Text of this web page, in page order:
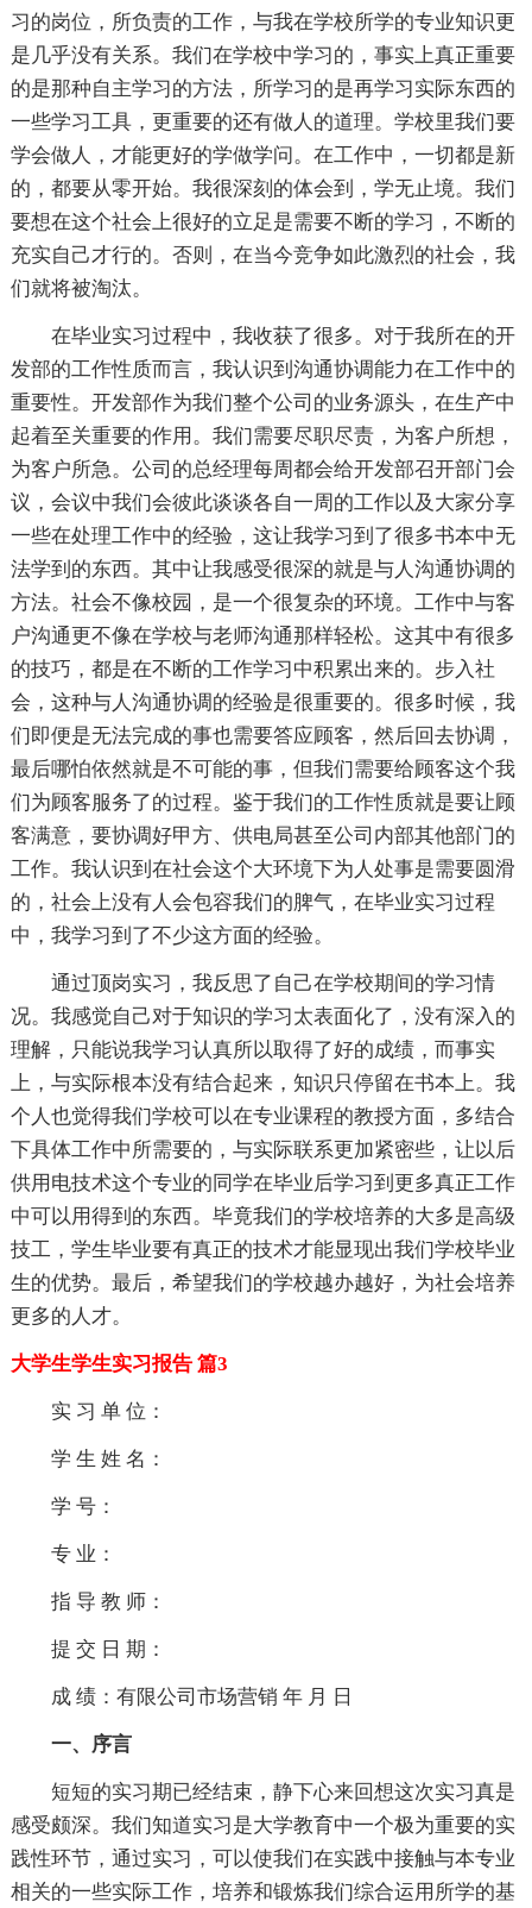
习的岗位，所负责的工作，与我在学校所学的专业知识更
是几乎没有关系。我们在学校中学习的，事实上真正重要
的是那种自主学习的方法，所学习的是再学习实际东西的
一些学习工具，更重要的还有做人的道理。学校里我们要
学会做人，才能更好的学做学问。在工作中，一切都是新
的，都要从零开始。我很深刻的体会到，学无止境。我们
要想在这个社会上很好的立足是需要不断的学习，不断的
充实自己才行的。否则，在当今竞争如此激烈的社会，我
们就将被淘汰。
在毕业实习过程中，我收获了很多。对于我所在的开
发部的工作性质而言，我认识到沟通协调能力在工作中的
重要性。开发部作为我们整个公司的业务源头，在生产中
起着至关重要的作用。我们需要尽职尽责，为客户所想，
为客户所急。公司的总经理每周都会给开发部召开部门会
议，会议中我们会彼此谈谈各自一周的工作以及大家分享
一些在处理工作中的经验，这让我学习到了很多书本中无
法学到的东西。其中让我感受很深的就是与人沟通协调的
方法。社会不像校园，是一个很复杂的环境。工作中与客
户沟通更不像在学校与老师沟通那样轻松。这其中有很多
的技巧，都是在不断的工作学习中积累出来的。步入社
会，这种与人沟通协调的经验是很重要的。很多时候，我
们即便是无法完成的事也需要答应顾客，然后回去协调，
最后哪怕依然就是不可能的事，但我们需要给顾客这个我
们为顾客服务了的过程。鉴于我们的工作性质就是要让顾
客满意，要协调好甲方、供电局甚至公司内部其他部门的
工作。我认识到在社会这个大环境下为人处事是需要圆滑
的，社会上没有人会包容我们的脾气，在毕业实习过程
中，我学习到了不少这方面的经验。
通过顶岗实习，我反思了自己在学校期间的学习情
况。我感觉自己对于知识的学习太表面化了，没有深入的
理解，只能说我学习认真所以取得了好的成绩，而事实
上，与实际根本没有结合起来，知识只停留在书本上。我
个人也觉得我们学校可以在专业课程的教授方面，多结合
下具体工作中所需要的，与实际联系更加紧密些，让以后
供用电技术这个专业的同学在毕业后学习到更多真正工作
中可以用得到的东西。毕竟我们的学校培养的大多是高级
技工，学生毕业要有真正的技术才能显现出我们学校毕业
生的优势。最后，希望我们的学校越办越好，为社会培养
更多的人才。
大学生学生实习报告 篇3
实 习 单 位：
学 生 姓 名：
学 号：
专 业：
指 导 教 师：
提 交 日 期：
成 绩：有限公司市场营销 年 月 日
一、序言
短短的实习期已经结束，静下心来回想这次实习真是
感受颇深。我们知道实习是大学教育中一个极为重要的实
践性环节，通过实习，可以使我们在实践中接触与本专业
相关的一些实际工作，培养和锻炼我们综合运用所学的基